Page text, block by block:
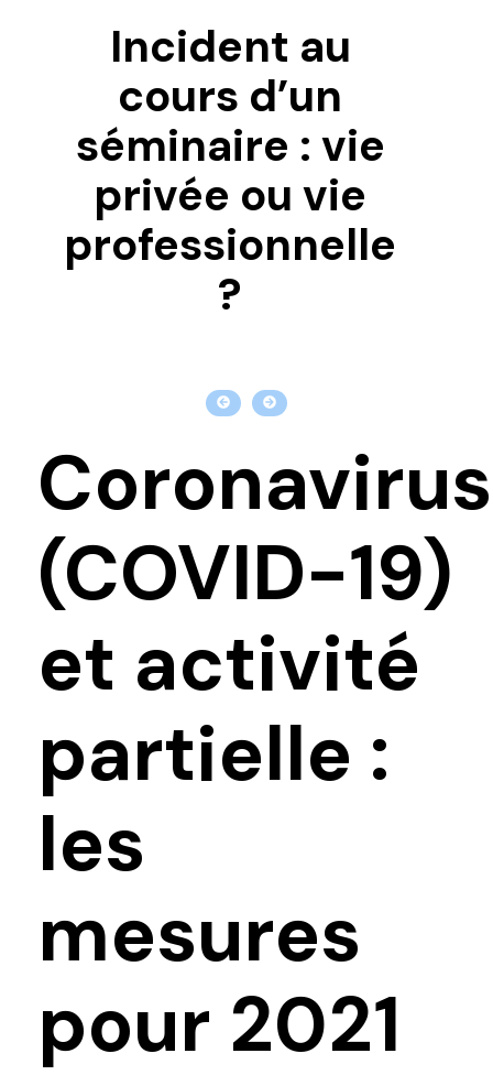
Incident au
cours d’un
séminaire : vie
privée ou vie
professionnelle
?
Coronavirus
(COVID-19)
et activité
partielle :
les
mesures
pour 2021